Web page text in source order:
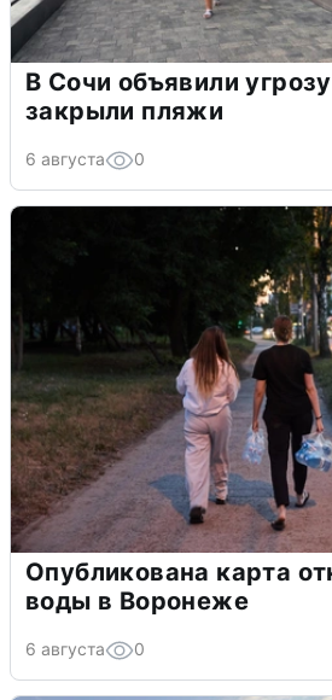
В Сочи объявили
закрыли пляжи
6 августа 0
Опубликована карта
воды в Воронеже
6 августа 0